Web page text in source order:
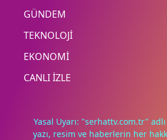
GÜNDEM
TEKNOLOJİ
EKONOMİ
CANLI İZLE
Yasal Uyarı: "serhattv.com.tr"
yazı, resim ve haberlerin her